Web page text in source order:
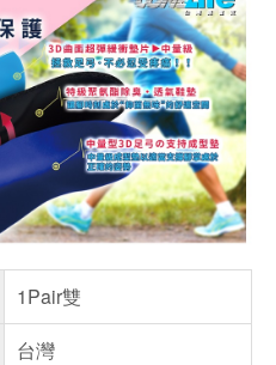
1Pair雙
台灣